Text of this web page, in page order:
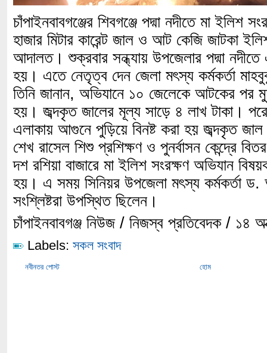
চাঁপাইনবাবগঞ্জের শিবগঞ্জে পদ্মা নদীতে মা ইলিশ
হাজার মিটার কারেন্ট জাল ও আট কেজি জাটকা
আদালত। শুক্রবার সন্ধ্যায় উপজেলার পদ্মা নদীতে
হয়। এতে নেতৃত্ব দেন জেলা মৎস্য কর্মকর্তা
তিনি জানান, অভিযানে ১০ জেলেকে আটকের পর
হয়। জব্দকৃত জালের মূল্য সাড়ে ৪ লাখ টাকা।
এলাকায় আগুনে পুড়িয়ে বিনষ্ট করা হয় জব্দকৃত
শেখ রাসেল শিশু প্রশিক্ষণ ও পুনর্বাসন কেন্দ্রে
দশ রশিয়া বাজারে মা ইলিশ সংরক্ষণ অভিযান
হয়। এ সময় সিনিয়র উপজেলা মৎস্য কর্মকর্তা
সংশ্লিষ্টরা উপস্থিত ছিলেন।
চাঁপাইনবাবগঞ্জ নিউজ / নিজস্ব প্রতিবেদক / ১৪
Labels: সকল সংবাদ
নবীনতর পোস্ট হোম